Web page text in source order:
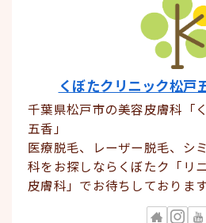
くぼたクリニック松戸
千葉県松戸市の美容皮膚科「
五香」
医療脱毛、レーザー脱毛、シ
科をお探しならくぼたク「リ
皮膚科」でお待ちしておりま